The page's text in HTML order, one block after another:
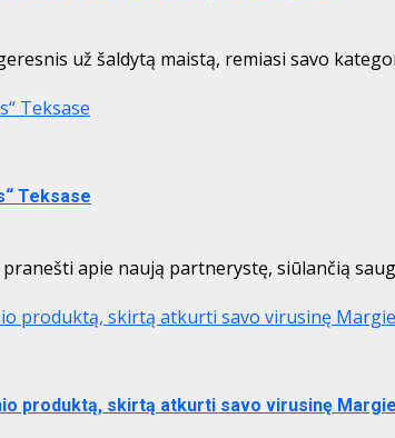
už šaldytą maistą, remiasi savo
Teksase
Teksase
apie naują partnerystę, siūlančią
produktą, skirtą atkurti savo virusinę
produktą, skirtą atkurti savo virusinę